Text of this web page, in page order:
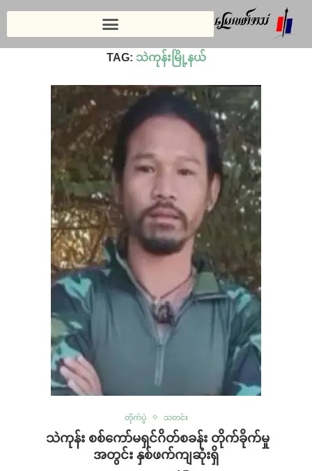
TAG: သဲကုန်းမြို့နယ်
တိုက်ပွဲ သတင်း
⁨⁩ ⁨သဲကုန်း စစ်ကော်မရှင်ဂိတ်စခန်း တိုက်ခိုက်မှု
အတွင်း နှစ်ဖက်ကျဆုံးရှိ